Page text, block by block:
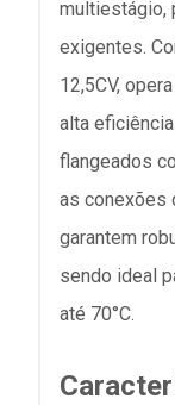
multiestágio,
exigentes.
12,5CV,
alta
flangeados
as conexões
garantem
sendo ideal
até 70°C.